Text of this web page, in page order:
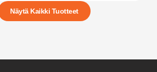
Näytä Kaikki Tuotteet